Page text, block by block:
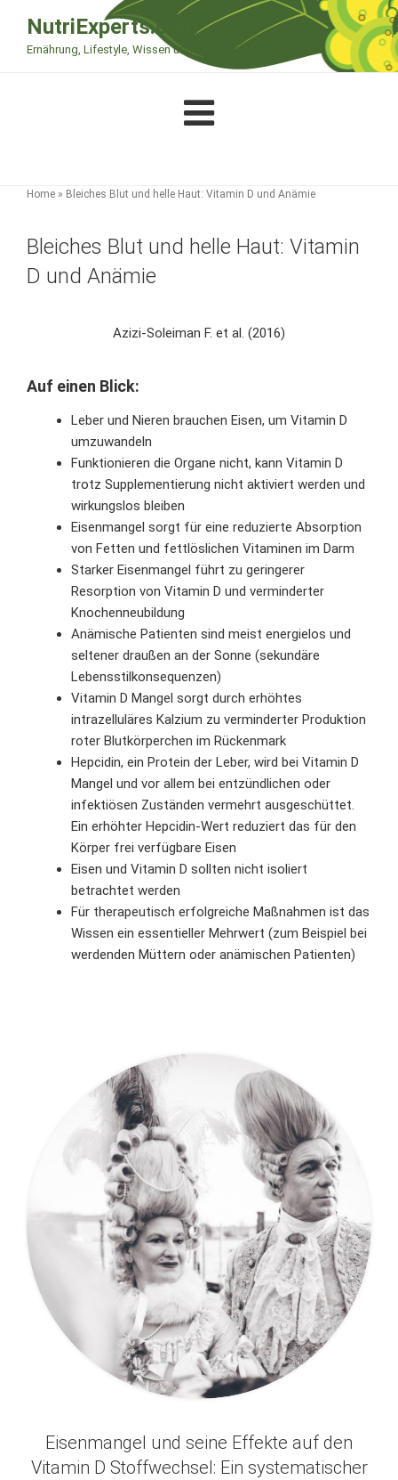
Inhalt
springen
NutriExperts.com
Ernährung, Lifestyle, Wissen und Therapie
Home » Bleiches Blut und helle Haut: Vitamin D und Anämie
Bleiches Blut und helle Haut: Vitamin
D und Anämie
Azizi-Soleiman F. et al. (2016)
Auf einen Blick:
Leber und Nieren brauchen Eisen, um Vitamin D
umzuwandeln
Funktionieren die Organe nicht, kann Vitamin D
trotz Supplementierung nicht aktiviert werden und
wirkungslos bleiben
Eisenmangel sorgt für eine reduzierte Absorption
von Fetten und fettlöslichen Vitaminen im Darm
Starker Eisenmangel führt zu geringerer
Resorption von Vitamin D und verminderter
Knochenneubildung
Anämische Patienten sind meist energielos und
seltener draußen an der Sonne (sekundäre
Lebensstilkonsequenzen)
Vitamin D Mangel sorgt durch erhöhtes
intrazelluläres Kalzium zu verminderter Produktion
roter Blutkörperchen im Rückenmark
Hepcidin, ein Protein der Leber, wird bei Vitamin D
Mangel und vor allem bei entzündlichen oder
infektiösen Zuständen vermehrt ausgeschüttet.
Ein erhöhter Hepcidin-Wert reduziert das für den
Körper frei verfügbare Eisen
Eisen und Vitamin D sollten nicht isoliert
betrachtet werden
Für therapeutisch erfolgreiche Maßnahmen ist das
Wissen ein essentieller Mehrwert (zum Beispiel bei
werdenden Müttern oder anämischen Patienten)
Eisenmangel und seine Effekte auf den
Vitamin D Stoffwechsel: Ein systematischer